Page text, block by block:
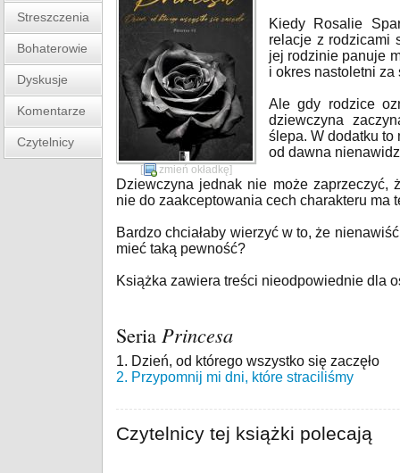
Streszczenia
Bohaterowie
Dyskusje
Komentarze
Czytelnicy
[ zmień okładkę]
Kiedy Rosalie
relacje z rodzicami
jej rodzinie panuje
i okres nastoletni za
Ale gdy rodzice
dziewczyna
ślepa. W dodatku to
od dawna
Dziewczyna jednak nie może
nie do zaakceptowania cech charakteru ma
Bardzo chciałaby wierzyć w to, że
mieć taką pewność?
Książka zawiera treści nieodpowiednie dla
Seria Princesa
1. Dzień, od którego wszystko się zaczęło
2. Przypomnij mi dni, które straciliśmy
Czytelnicy tej książki polecają